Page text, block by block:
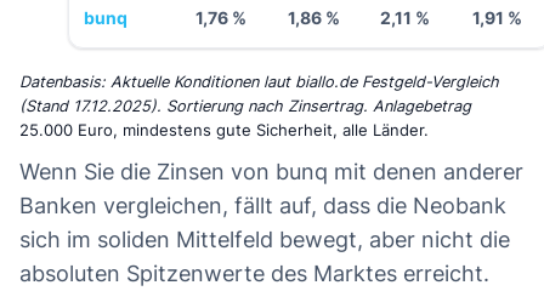
bunq 1,76 % 1,86 % 2,11 % 1,91 %
Datenbasis: Aktuelle Konditionen laut biallo.de Festgeld-Vergleich
(Stand 17.12.2025). Sortierung nach Zinsertrag. Anlagebetrag
25.000 Euro, mindestens gute Sicherheit, alle Länder.
Wenn Sie die Zinsen von bunq mit denen anderer
Banken vergleichen, fällt auf, dass die Neobank
sich im soliden Mittelfeld bewegt, aber nicht die
absoluten Spitzenwerte des Marktes erreicht.